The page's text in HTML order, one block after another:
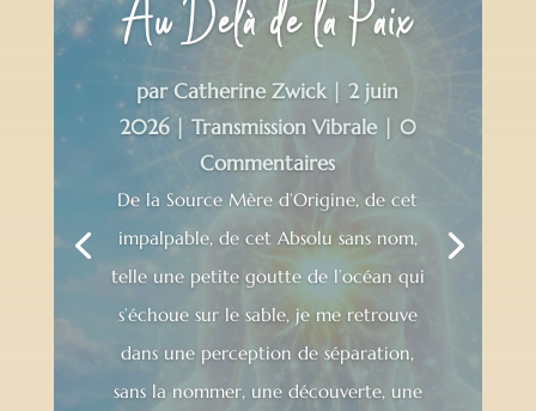
Au Delà de la Paix
parCatherine Zwick|2 juin
2026| Transmission Vibrale| 0
Commentaires
De la Source Mère d’Origine, de cet
impalpable, de cet Absolu sans nom,
telle une petite goutte de l’océan qui
s’échoue sur le sable, je me retrouve
dans une perception de séparation,
sans la nommer, une découverte, une